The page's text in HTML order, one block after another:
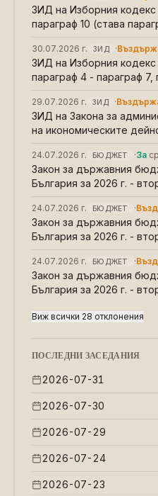
ЗИД на Изборния кодекс
параграф 10 (става
30.07.2026 г. ЗИД ·
ЗИД на Изборния кодекс
параграф 4 - параграф 7,
прегласуване
29.07.2026 г. ЗИД ·
ЗИД на Закона за
на икономическите
процедура от Стефан
24.07.2026 г. БЮДЖЕТ ·За
Закон за държавния
България за 2026 г. -
н.п
24.07.2026 г. БЮДЖЕТ ·
Закон за държавния
България за 2026 г. -
н.п
24.07.2026 г. БЮДЖЕТ ·
Закон за държавния
България за 2026 г. -
н.п
Виж всички 28 отклонения
ПОСЛЕДНИ ЗАСЕДАНИЯ
2026-07-31
2026-07-30
2026-07-29
2026-07-24
2026-07-23